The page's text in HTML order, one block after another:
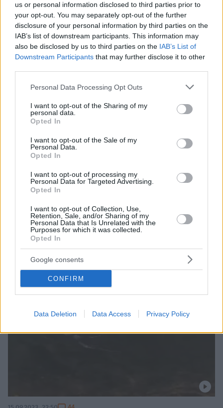
us or personal information disclosed to third parties prior to
your opt-out. You may separately opt-out of the further
disclosure of your personal information by third parties on the
IAB’s list of downstream participants. This information may
also be disclosed by us to third parties on the IAB’s List of
Downstream Participants that may further disclose it to other
Please note that this website/app uses one or more Google
not limited to your visit or usage behaviour. You may click to
grant or deny consent to Google and its third-party tags to
use your data for below specified purposes in below Google
consent section.
Personal Data Processing Opt Outs
I want to opt-out of the Sharing of my
personal data.
Opted In
I want to opt-out of the Sale of my
Personal Data.
Opted In
I want to opt-out of processing my
Personal Data for Targeted Advertising.
Opted In
I want to opt-out of Collection, Use,
Retention, Sale, and/or Sharing of my
Personal Data that Is Unrelated with the
Purposes for which it was collected.
Opted In
Google consents
CONFIRM
Data Deletion Data Access Privacy Policy
Μητέρα ανακοίνωσε ότι θα γίνει η Κατερίνα Στεφανίδη
- Περιμένουν αγόρι με τον σύντροφό της Μίτσελ Κρίερ
Η Κατερίνα Στεφανίδη αναμένεται να γεννήσει το
καλοκαίρι και θέλει στη συνέχεια να πάει στο Τόκιο
02.03.2025, 18:51 36